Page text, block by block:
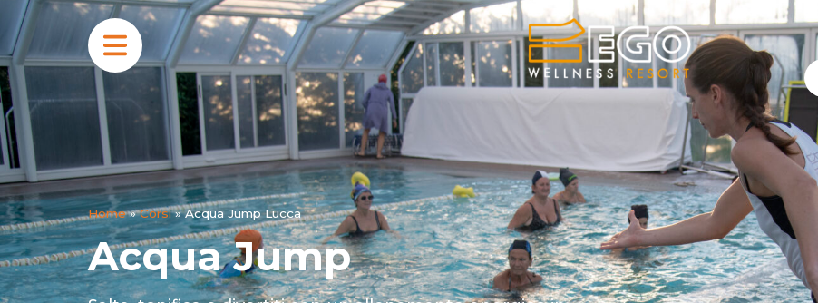
Home»Corsi»Acqua Jump Lucca
Acqua Jump